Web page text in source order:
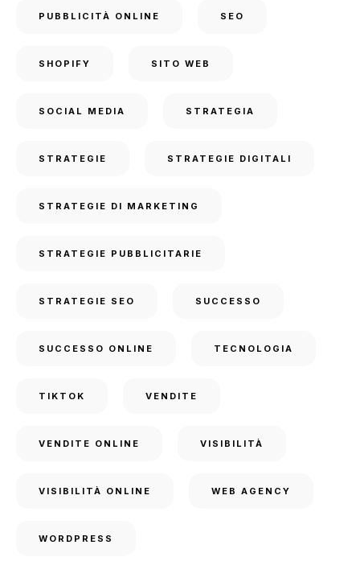
PUBBLICITÀ ONLINE SEO
SHOPIFY SITO WEB
SOCIAL MEDIA STRATEGIA
STRATEGIE STRATEGIE DIGITALI
STRATEGIE DI MARKETING
STRATEGIE PUBBLICITARIE
STRATEGIE SEO SUCCESSO
SUCCESSO ONLINE TECNOLOGIA
TIKTOK VENDITE
VENDITE ONLINE VISIBILITÀ
VISIBILITÀ ONLINE WEB AGENCY
WORDPRESS